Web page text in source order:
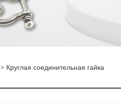
> Круглая соединительная гайка